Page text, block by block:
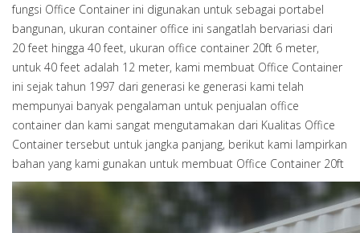
fungsi Office Container ini digunakan untuk sebagai portabel
bangunan, ukuran container office ini sangatlah bervariasi dari
20 feet hingga 40 feet, ukuran office container 20ft 6 meter,
untuk 40 feet adalah 12 meter, kami membuat Office Container
ini sejak tahun 1997 dari generasi ke generasi kami telah
mempunyai banyak pengalaman untuk penjualan office
container dan kami sangat mengutamakan dari Kualitas Office
Container tersebut untuk jangka panjang, berikut kami lampirkan
bahan yang kami gunakan untuk membuat Office Container 20ft